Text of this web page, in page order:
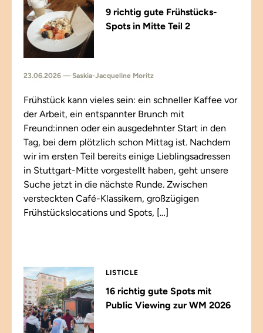
9 richtig gute Frühstücks-
Spots in Mitte Teil 2
23.06.2026 — Saskia-Jacqueline Moritz
Frühstück kann vieles sein: ein schneller Kaffee vor
der Arbeit, ein entspannter Brunch mit
Freund:innen oder ein ausgedehnter Start in den
Tag, bei dem plötzlich schon Mittag ist. Nachdem
wir im ersten Teil bereits einige Lieblingsadressen
in Stuttgart-Mitte vorgestellt haben, geht unsere
Suche jetzt in die nächste Runde. Zwischen
versteckten Café-Klassikern, großzügigen
Frühstückslocations und Spots, […]
LISTICLE
16 richtig gute Spots mit
Public Viewing zur WM 2026